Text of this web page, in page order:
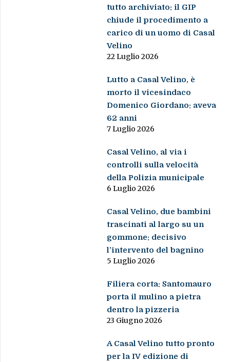
tutto archiviato: il GIP
chiude il procedimento a
carico di un uomo di Casal
Velino
22 Luglio 2026
Lutto a Casal Velino, è
morto il vicesindaco
Domenico Giordano: aveva
62 anni
7 Luglio 2026
Casal Velino, al via i
controlli sulla velocità
della Polizia municipale
6 Luglio 2026
Casal Velino, due bambini
trascinati al largo su un
gommone: decisivo
l’intervento del bagnino
5 Luglio 2026
Filiera corta: Santomauro
porta il mulino a pietra
dentro la pizzeria
23 Giugno 2026
A Casal Velino tutto pronto
per la IV edizione di